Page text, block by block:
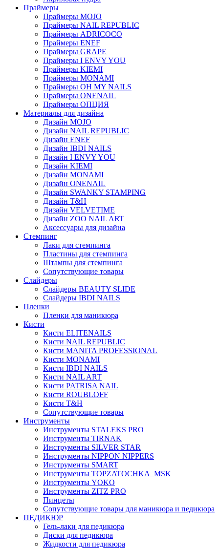
Праймеры
Праймеры MOJO
Праймеры NAIL REPUBLIC
Праймеры ADRICOCO
Праймеры ENEF
Праймеры GRAPE
Праймеры I ENVY YOU
Праймеры KIEMI
Праймеры MONAMI
Праймеры OH MY NAILS
Праймеры ONENAIL
Праймеры ОПЦИЯ
Материалы для дизайна
Дизайн MOJO
Дизайн NAIL REPUBLIC
Дизайн ENEF
Дизайн IBDI NAILS
Дизайн I ENVY YOU
Дизайн KIEMI
Дизайн MONAMI
Дизайн ONENAIL
Дизайн SWANKY STAMPING
Дизайн T&H
Дизайн VELVETIME
Дизайн ZOO NAIL ART
Аксессуары для дизайна
Стемпинг
Лаки для стемпинга
Пластины для стемпинга
Штампы для стемпинга
Сопутствующие товары
Слайдеры
Слайдеры BEAUTY SLIDE
Слайдеры IBDI NAILS
Пленки
Пленки для маникюра
Кисти
Кисти ELITENAILS
Кисти NAIL REPUBLIC
Кисти MANITA PROFESSIONAL
Кисти MONAMI
Кисти IBDI NAILS
Кисти NAIL ART
Кисти PATRISA NAIL
Кисти ROUBLOFF
Кисти T&H
Сопутствующие товары
Инструменты
Инструменты STALEKS PRO
Инструменты TIRNAK
Инструменты SILVER STAR
Инструменты NIPPON NIPPERS
Инструменты SMART
Инструменты TOPZATOCHKA_MSK
Инструменты YOKO
Инструменты ZITZ PRO
Пинцеты
Сопутствующие товары для маникюра и педикюра
ПЕДИКЮР
Гель-лаки для педикюра
Диски для педикюра
Жидкости для педикюра